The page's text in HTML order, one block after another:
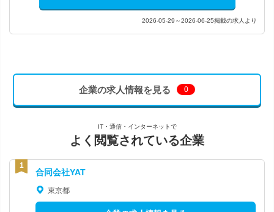
2026-05-29～2026-06-25掲載の求人より
企業の求人情報を見る 0
IT・通信・インターネットで
よく閲覧されている企業
合同会社YAT
東京都